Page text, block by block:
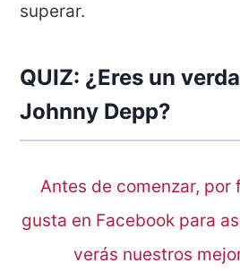
superar.
QUIZ: ¿Eres un
Johnny Depp?
Antes de comenzar, por
gusta en Facebook para
verás nuestros